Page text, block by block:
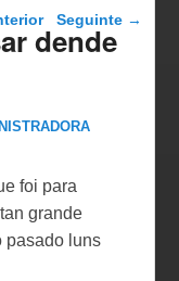
de artigos
Seguinte →
dende
foi para
grande
pasado luns